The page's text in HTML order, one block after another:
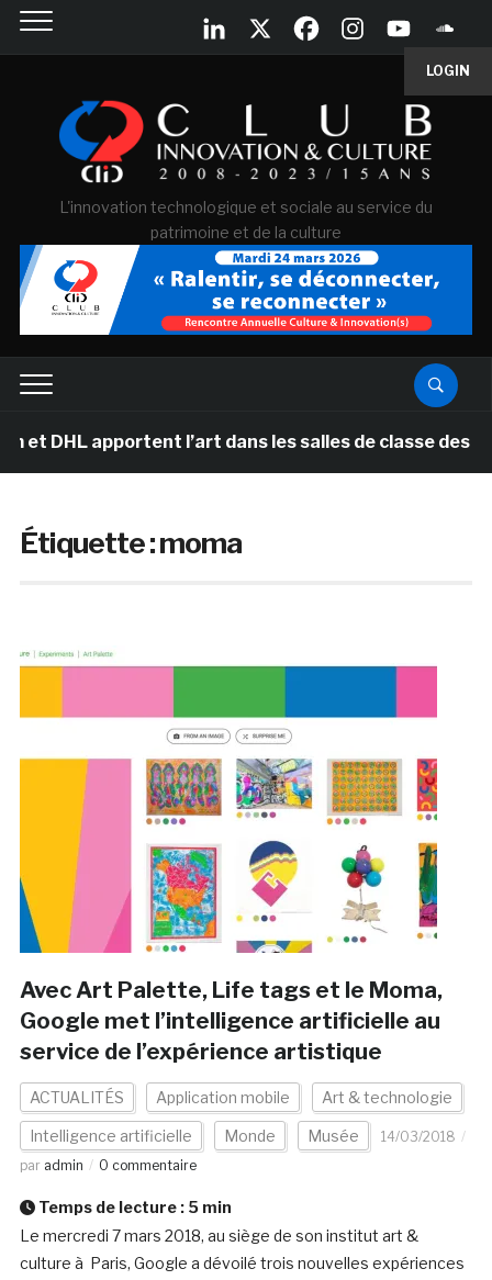
LOGIN
L'innovation technologique et sociale au service du
patrimoine et de la culture
apportent l’art dans les salles de classe des écoles
Étiquette :moma
Avec Art Palette, Life tags et le Moma,
Google met l’intelligence artificielle au
service de l’expérience artistique
ACTUALITÉS Application mobile Art & technologie
Intelligence artificielle Monde Musée
14/03/2018
par admin 0 commentaire
Temps de lecture : 5 min
Le mercredi 7 mars 2018, au siège de son institut art &
culture à Paris, Google a dévoilé trois nouvelles expériences